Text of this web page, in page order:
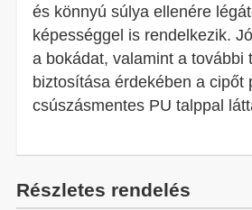
és könnyú súlya ellenére
képességgel is rendelkezik.
a bokádat, valamint a további
biztosítása érdekében a cipőt
csúszásmentes PU talppal
Részletes rendelés